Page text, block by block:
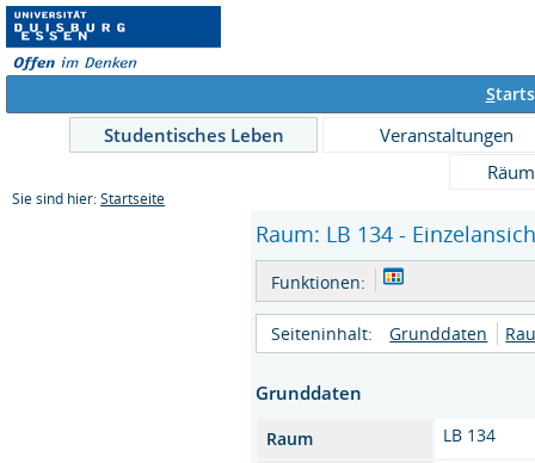
S
Studentisches Leben
Veranstaltungen
Sie sind hier: Startseite
Raum: LB 134 -
Funktionen:
Seiteninhalt: Grunddaten
Grunddaten
Raum
LB 134